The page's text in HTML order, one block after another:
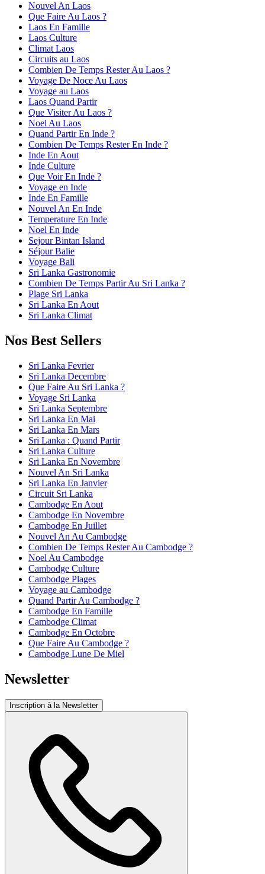
Nouvel An Laos
Que Faire Au Laos ?
Laos En Famille
Laos Culture
Climat Laos
Circuits au Laos
Combien De Temps Rester Au Laos ?
Voyage De Noce Au Laos
Voyage au Laos
Laos Quand Partir
Que Visiter Au Laos ?
Noel Au Laos
Quand Partir En Inde ?
Combien De Temps Rester En Inde ?
Inde En Aout
Inde Culture
Que Voir En Inde ?
Voyage en Inde
Inde En Famille
Nouvel An En Inde
Temperature En Inde
Noel En Inde
Sejour Bintan Island
Séjour Balie
Voyage Bali
Sri Lanka Gastronomie
Combien De Temps Partir Au Sri Lanka ?
Plage Sri Lanka
Sri Lanka En Aout
Sri Lanka Climat
Nos Best Sellers
Sri Lanka Fevrier
Sri Lanka Decembre
Que Faire Au Sri Lanka ?
Voyage Sri Lanka
Sri Lanka Septembre
Sri Lanka En Mai
Sri Lanka En Mars
Sri Lanka : Quand Partir
Sri Lanka Culture
Sri Lanka En Novembre
Nouvel An Sri Lanka
Sri Lanka En Janvier
Circuit Sri Lanka
Cambodge En Aout
Cambodge En Novembre
Cambodge En Juillet
Nouvel An Au Cambodge
Combien De Temps Rester Au Cambodge ?
Noel Au Cambodge
Cambodge Culture
Cambodge Plages
Voyage au Cambodge
Quand Partir Au Cambodge ?
Cambodge En Famille
Cambodge Climat
Cambodge En Octobre
Que Faire Au Cambodge ?
Cambodge Lune De Miel
Newsletter
Inscription à la Newsletter